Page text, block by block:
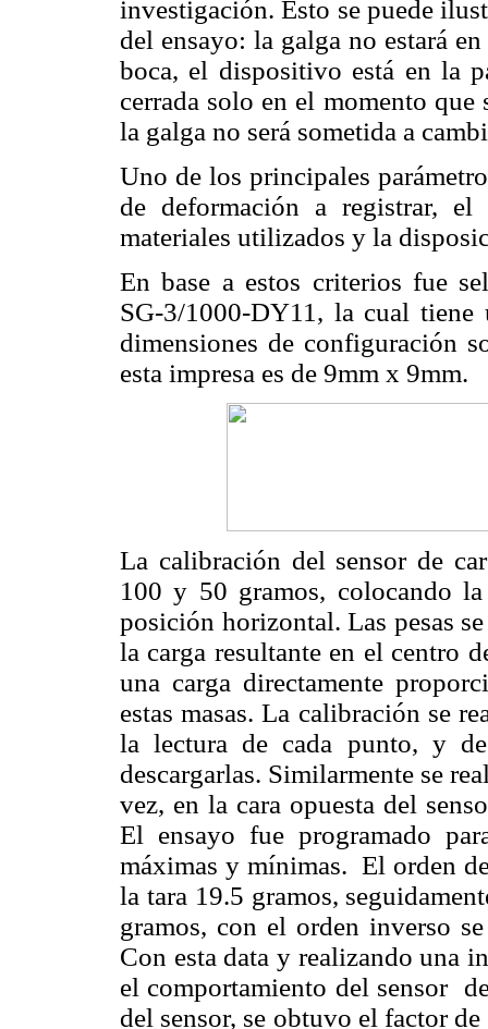
investigación. Esto se puede
del ensayo: la galga no estará
boca, el dispositivo está en la
cerrada solo en el momento que
la galga no será sometida a
Uno de los principales
de deformación a registrar,
materiales utilizados y la
En base a estos criterios fue
SG-3/1000-DY11, la cual
dimensiones de configuración
esta impresa es de 9mm x 9mm.
La calibración del sensor de
100 y 50 gramos, colocando
posición horizontal. Las pesas
la carga resultante en el centro
una carga directamente
estas masas. La calibración se
la lectura de cada punto, y
descargarlas. Similarmente se
vez, en la cara opuesta del
El ensayo fue programado
máximas y mínimas. El orden
la tara 19.5 gramos,
gramos, con el orden inverso
Con esta data y realizando una
el comportamiento del sensor
del sensor, se obtuvo el factor